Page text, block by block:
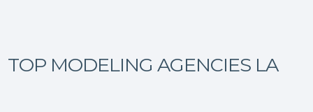
TOP MODELING AGENCIES LA